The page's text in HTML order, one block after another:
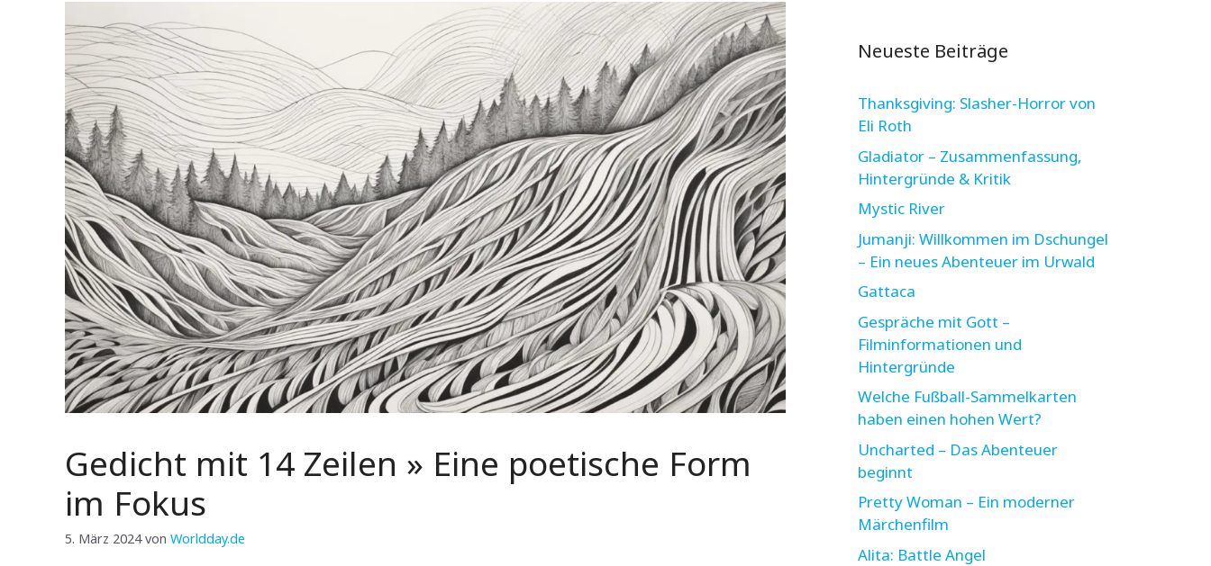
Gedicht mit 14 Zeilen » Eine poetische Form
im Fokus
5. März 2024 von Worldday.de
Neueste Beiträge
Thanksgiving: Slasher-Horror von
Eli Roth
Gladiator – Zusammenfassung,
Hintergründe & Kritik
Mystic River
Jumanji: Willkommen im Dschungel
– Ein neues Abenteuer im Urwald
Gattaca
Gespräche mit Gott –
Filminformationen und
Hintergründe
Welche Fußball-Sammelkarten
haben einen hohen Wert?
Uncharted – Das Abenteuer
beginnt
Pretty Woman – Ein moderner
Märchenfilm
Alita: Battle Angel